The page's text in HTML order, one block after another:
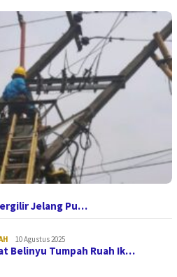
Jelang Pu…
10 Agustus 2025
Belinyu Tumpah Ruah Ik…